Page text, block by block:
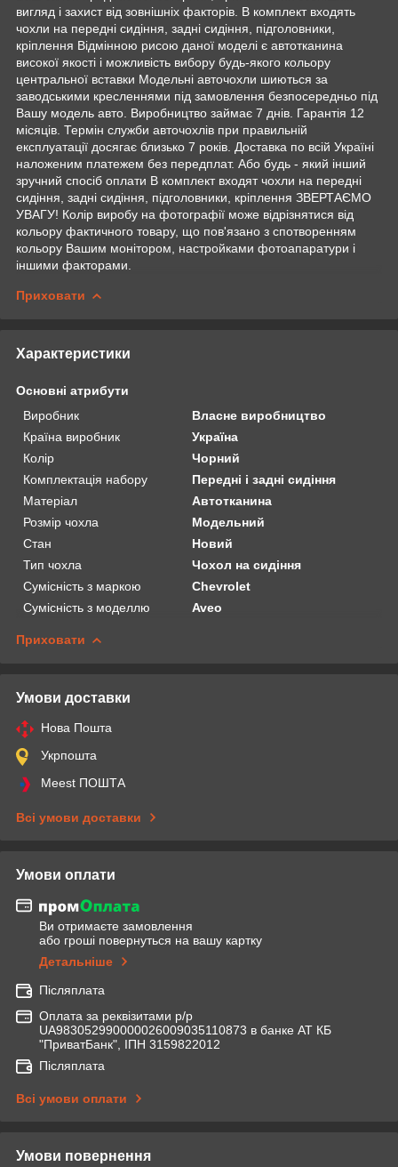
вигляд і захист від зовнішніх факторів. В комплект входять
чохли на передні сидіння, задні сидіння, підголовники,
кріплення Відмінною рисою даної моделі є автотканина
високої якості і можливість вибору будь-якого кольору
центральної вставки Модельні авточохли шиються за
заводськими кресленнями під замовлення безпосередньо під
Вашу модель авто. Виробництво займає 7 днів. Гарантія 12
місяців. Термін служби авточохлів при правильній
експлуатації досягає близько 7 років. Доставка по всій Україні
наложеним платежем без передплат. Або будь - який інший
зручний спосіб оплати В комплект входят чохли на передні
сидіння, задні сидіння, підголовники, кріплення ЗВЕРТАЄМО
УВАГУ! Колір виробу на фотографії може відрізнятися від
кольору фактичного товару, що пов'язано з спотворенням
кольору Вашим монітором, настройками фотоапаратури і
іншими факторами.
Приховати
Характеристики
Основні атрибути
Виробник
Власне виробництво
Країна виробник
Україна
Колір
Чорний
Комплектація набору
Передні і задні сидіння
Матеріал
Автотканина
Розмір чохла
Модельний
Стан
Новий
Тип чохла
Чохол на сидіння
Сумісність з маркою
Chevrolet
Сумісність з моделлю
Aveo
Приховати
Умови доставки
Нова Пошта
Укрпошта
Meest ПОШТА
Всі умови доставки
Умови оплати
Ви отримаєте замовлення
або гроші повернуться на вашу картку
Детальніше
Післяплата
Оплата за реквізитами р/р
UA983052990000026009035110873 в банке АТ КБ
"ПриватБанк", ІПН 3159822012
Післяплата
Всі умови оплати
Умови повернення